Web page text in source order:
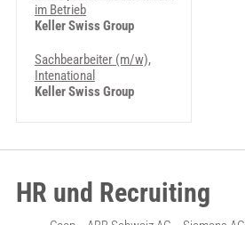
im Betrieb
Keller Swiss Group
Sachbearbeiter (m/w),
Intenational
Keller Swiss Group
HR und Recruiting